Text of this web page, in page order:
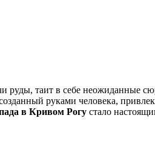
руками человека,
в Кривом Рогу стало